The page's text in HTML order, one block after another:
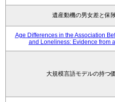
遺産動機の男女差と保
Age Differences in the Association
and Loneliness: Evidence from
大規模言語モデルの持つ